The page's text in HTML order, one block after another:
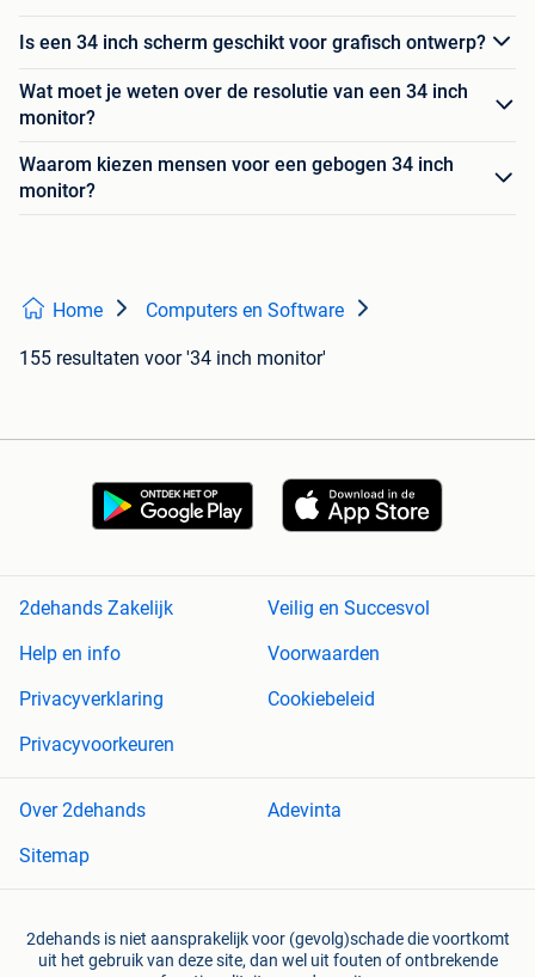
Is een 34 inch scherm geschikt voor grafisch ontwerp?
Wat moet je weten over de resolutie van een 34 inch
monitor?
Waarom kiezen mensen voor een gebogen 34 inch
monitor?
Home Computers en Software
155 resultaten voor '34 inch monitor'
2dehands Zakelijk
Veilig en Succesvol
Help en info
Voorwaarden
Privacyverklaring
Cookiebeleid
Privacyvoorkeuren
Over 2dehands
Adevinta
Sitemap
2dehands is niet aansprakelijk voor (gevolg)schade die voortkomt
uit het gebruik van deze site, dan wel uit fouten of ontbrekende